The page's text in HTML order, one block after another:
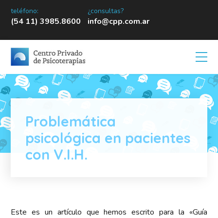
teléfono:
(54 11) 3985.8600
¿consultas?
info@cpp.com.ar
Problemática
psicológica en pacientes
con V.I.H.
Este es un artículo que hemos escrito para la «Guía